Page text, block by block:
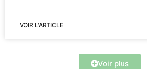
VOIR L'ARTICLE
Voir plus